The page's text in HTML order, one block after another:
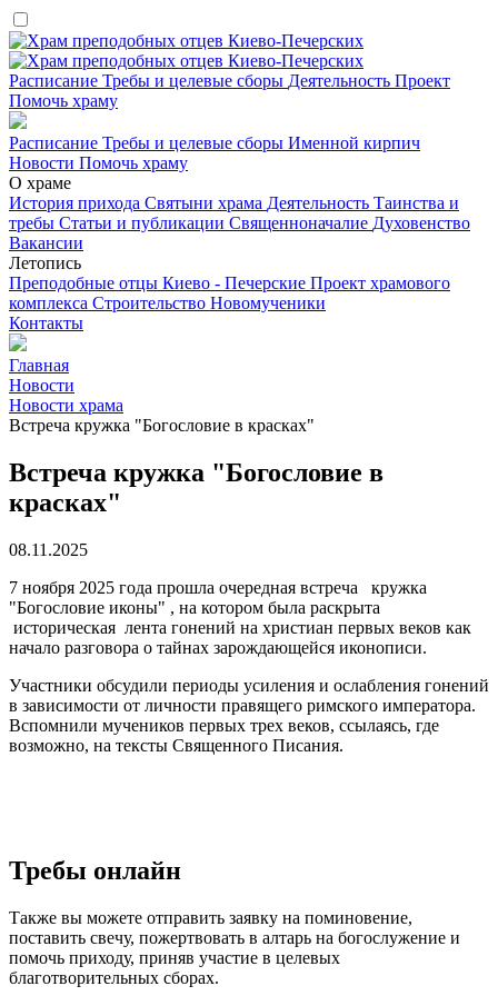
Расписание Требы и целевые сборы Деятельность Проект
Помочь храму
Расписание Требы и целевые сборы Именной кирпич
Новости Помочь храму
О храме
История прихода Святыни храма Деятельность Таинства и
требы Статьи и публикации Священноначалие Духовенство
Вакансии
Летопись
Преподобные отцы Киево - Печерские Проект храмового
комплекса Строительство Новомученики
Контакты
Главная
Новости
Новости храма
Встреча кружка "Богословие в красках"
Встреча кружка "Богословие в
красках"
08.11.2025
7 ноября 2025 года прошла очередная встреча кружка
"Богословие иконы" , на котором была раскрыта
историческая лента гонений на христиан первых веков как
начало разговора о тайнах зарождающейся иконописи.
Участники обсудили периоды усиления и ослабления гонений
в зависимости от личности правящего римского императора.
Вспомнили мучеников первых трех веков, ссылаясь, где
возможно, на тексты Священного Писания.
Требы онлайн
Также вы можете отправить заявку на поминовение,
поставить свечу, пожертвовать в алтарь на богослужение и
помочь приходу, приняв участие в целевых
благотворительных сборах.